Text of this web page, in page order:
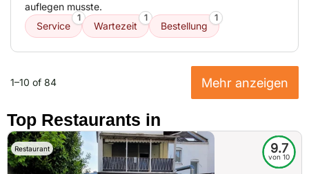
auflegen musste.
Service
1
Wartezeit
1
Bestellung
1
1–10 of 84 Mehr anzeigen
Top Restaurants in
Restaurant 9.7
von 10